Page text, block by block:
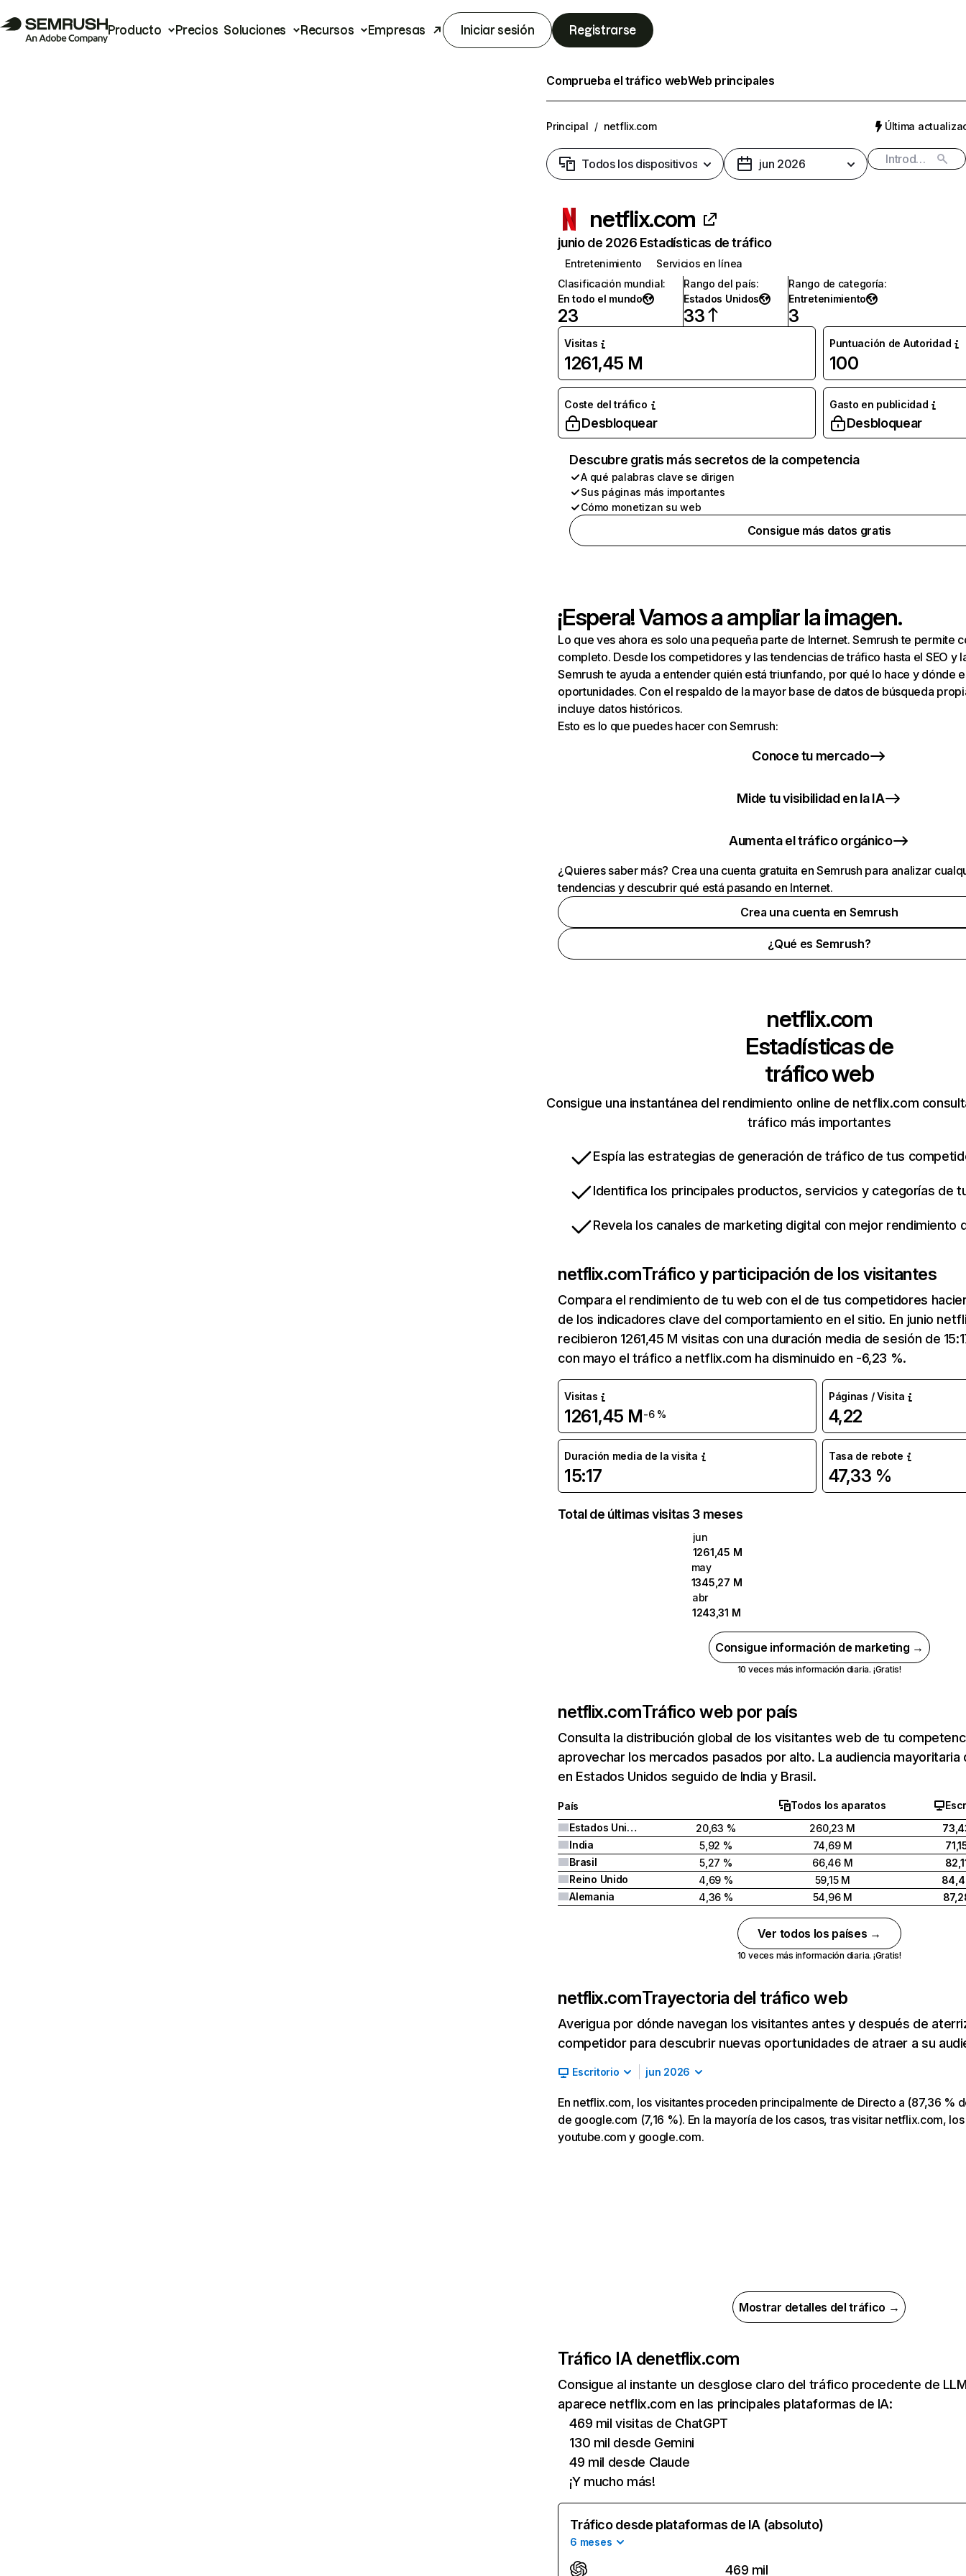
Producto Precios Soluciones Recursos Empresas Iniciar sesión Registrarse
Comprueba el tráfico webWeb principales
Principal / netflix.com Última
Todos los dispositivos jun 2026
netflix.com
junio de 2026 Estadísticas de tráfico
Entretenimiento
Servicios en línea
Clasificación mundial:
En todo el mundo
23
Rango del país:
Estados Unidos
33
Rango de categoría:
Entretenimiento
3
Visitas
1261,45 M
Puntuación de Autoridad
100
Coste del tráfico
Desbloquear
Gasto en publicidad
Desbloquear
Descubre gratis más secretos de la competencia
A qué palabras clave se dirigen
Sus páginas más importantes
Cómo monetizan su web
Consigue más datos gratis
¡Espera! Vamos a ampliar la imagen.
Lo que ves ahora es solo una pequeña parte de Internet. Semrush te permite
completo. Desde los competidores y las tendencias de tráfico hasta el SEO y
Semrush te ayuda a entender quién está triunfando, por qué lo hace y dónde
oportunidades. Con el respaldo de la mayor base de datos de búsqueda
incluye datos históricos.
Esto es lo que puedes hacer con Semrush:
Conoce tu mercado
Mide tu visibilidad en la IA
Aumenta el tráfico orgánico
¿Quieres saber más? Crea una cuenta gratuita en Semrush para analizar
tendencias y descubrir qué está pasando en Internet.
Crea una cuenta en Semrush
¿Qué es Semrush?
netflix.com
Estadísticas de
tráfico web
Consigue una instantánea del rendimiento online de netflix.com
tráfico más importantes
Espía las estrategias de generación de tráfico de tus
Identifica los principales productos, servicios y categorías de
Revela los canales de marketing digital con mejor rendimiento
netflix.comTráfico y participación de los visitantes
Compara el rendimiento de tu web con el de tus competidores
de los indicadores clave del comportamiento en el sitio. En junio
recibieron 1261,45 M visitas con una duración media de sesión de
con mayo el tráfico a netflix.com ha disminuido en -6,23 %.
Visitas
1261,45 M-6 %
Páginas / Visita
4,22
Duración media de la visita
15:17
Tasa de rebote
47,33 %
Total de últimas visitas 3 meses
jun
1261,45 M
may
1345,27 M
abr
1243,31 M
Consigue información de marketing →
10 veces más información diaria. ¡Gratis!
netflix.comTráfico web por país
Consulta la distribución global de los visitantes web de tu
aprovechar los mercados pasados por alto. La audiencia
en Estados Unidos seguido de India y Brasil.
País Todos los aparatos
Estados Unidos
20,63 % 260,23 M
India
5,92 % 74,69 M
Brasil
5,27 % 66,46 M
Reino Unido
4,69 % 59,15 M
Alemania
4,36 % 54,96 M
Ver todos los países →
10 veces más información diaria. ¡Gratis!
netflix.comTrayectoria del tráfico web
Averigua por dónde navegan los visitantes antes y después de
competidor para descubrir nuevas oportunidades de atraer a su
Escritorio jun 2026
En netflix.com, los visitantes proceden principalmente de Directo a (87,36 %
de google.com (7,16 %). En la mayoría de los casos, tras visitar netflix.com,
youtube.com y google.com.
Mostrar detalles del tráfico →
Tráfico IA denetflix.com
Consigue al instante un desglose claro del tráfico procedente de
aparece netflix.com en las principales plataformas de IA:
469 mil visitas de ChatGPT
130 mil desde Gemini
49 mil desde Claude
¡Y mucho más!
Tráfico desde plataformas de IA (absoluto)
6 meses
469 mil